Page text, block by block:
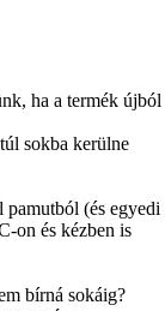
ha a termék újból
sokba kerülne
(és egyedi
on és kézben is
bírná sokáig?